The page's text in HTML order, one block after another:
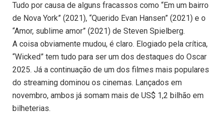
Tudo por causa de alguns fracassos como “Em um bairro
de Nova York” (2021), “Querido Evan Hansen” (2021) e o
“Amor, sublime amor” (2021) de Steven Spielberg.
A coisa obviamente mudou, é claro. Elogiado pela crítica,
“Wicked” tem tudo para ser um dos destaques do Oscar
2025. Já a continuação de um dos filmes mais populares
do streaming dominou os cinemas. Lançados em
novembro, ambos já somam mais de US$ 1,2 bilhão em
bilheterias.